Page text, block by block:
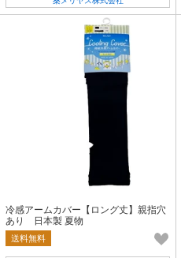
冷感アームカバー【ロング丈】親指穴
あり 日本製 夏物
送料無料